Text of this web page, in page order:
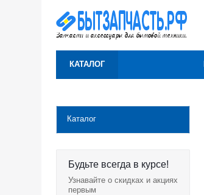
КАТАЛОГ
Каталог
Будьте всегда в курсе!
Узнавайте о скидках и акциях
первым